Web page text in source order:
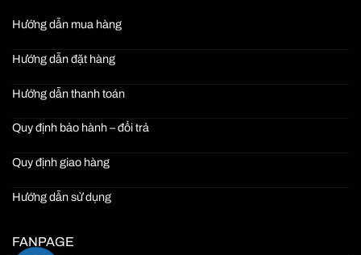
Hướng dẫn mua hàng
Hướng dẫn đặt hàng
Hướng dẫn thanh toán
Quy định bảo hành – đổi trả
Quy định giao hàng
Hướng dẫn sử dụng
FANPAGE